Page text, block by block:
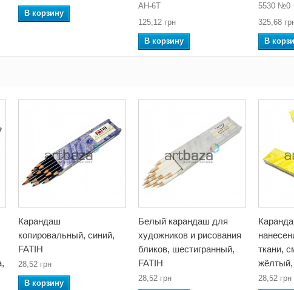
В корзину
AH-6T
125,12 грн
В корзину
5530 №0
325,68
В
Карандаш
копировальный, синий,
FATIH
28,52 грн
В корзину
Белый карандаш для
художников и рисования
бликов, шестигранный,
FATIH
28,52 грн
ткани,
жёлтый,
28,52 грн